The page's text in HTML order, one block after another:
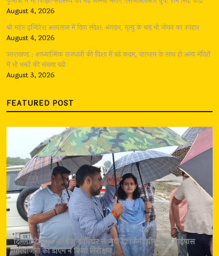
August 4, 2026
श्री महंत इन्दिरेश अस्पताल में दिया संदेश: अंगदान, मृत्यु के बाद भी जीवन का उपहार
August 4, 2026
उत्तराखण्ड : आध्यात्मिक राजधानी की दिशा में बढ़े कदम, चारधाम के साथ ही अन्य मंदिरों
में भी भक्तों की संख्या बढ़ी
August 3, 2026
FEATURED POST
दिल्ली-देहरादून आर्थिक कॉरिडोर से जुड़ी 12 किमी ग्रीनफील्ड बाईपास
परियोजना का डीएम ने किया निरीक्षण